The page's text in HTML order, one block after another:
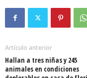
Artículo anterior
Hallan a tres niñas y 245
animales en condiciones